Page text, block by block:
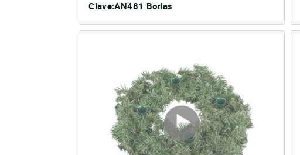
Clave:AN481 Borlas